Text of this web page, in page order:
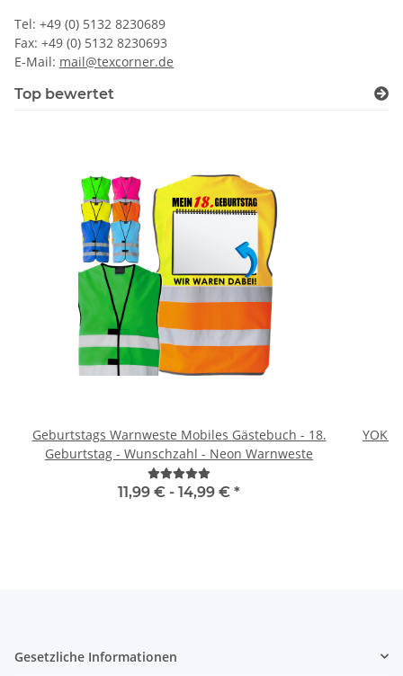
Tel: +49 (0) 5132 8230689
Fax: +49 (0) 5132 8230693
E-Mail: mail@texcorner.de
Top bewertet
Geburtstags Warnweste Mobiles Gästebuch - 18.
Geburtstag - Wunschzahl - Neon Warnweste
11,99 € - 14,99 € *
Gesetzliche Informationen